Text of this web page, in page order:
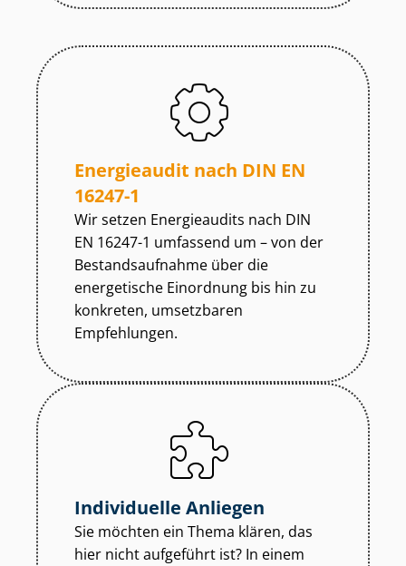
Energieaudit nach DIN EN
16247-1
Wir setzen Energieaudits nach DIN
EN 16247-1 umfassend um – von der
Be­stands­auf­nah­me über die
energetische Einordnung bis hin zu
konkreten, umsetzbaren
Empfehlungen.
Individuelle Anliegen
Sie möchten ein Thema klären, das
hier nicht aufgeführt ist? In einem